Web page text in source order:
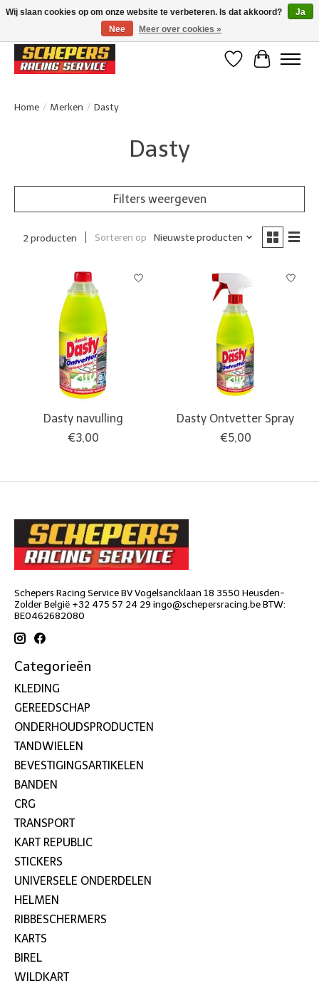
Klanten beoordelen ons met een 4,8/5 op Google reviews
Verlanglijst
Home / Merken / Dasty
Dasty
Filters weergeven
2 producten Sorteren op Nieuwste producten
Dasty navulling
€3,00
Dasty Ontvetter Spray
€5,00
Schepers Racing Service BV Vogelsancklaan 18 3550 Heusden-
Zolder België +32 475 57 24 29 ingo@schepersracing.beBTW:
BE0462682080
Categorieën
KLEDING
GEREEDSCHAP
ONDERHOUDSPRODUCTEN
TANDWIELEN
BEVESTIGINGSARTIKELEN
BANDEN
CRG
TRANSPORT
KART REPUBLIC
STICKERS
UNIVERSELE ONDERDELEN
HELMEN
RIBBESCHERMERS
KARTS
BIREL
WILDKART
Wij slaan cookies op om onze website te verbeteren. Is dat akkoord?
Ja
Nee
Meer over cookies »